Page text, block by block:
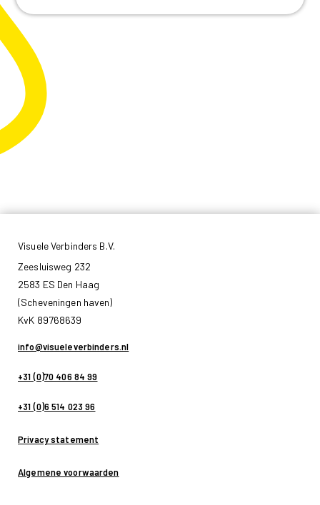
Visuele Verbinders B.V.
Zeesluisweg 232
2583 ES Den Haag
(Scheveningen haven)
KvK 89768639
info@visueleverbinders.nl
+31 (0)70 406 84 99
+31 (0)6 514 023 96
Privacy statement
Algemene voorwaarden